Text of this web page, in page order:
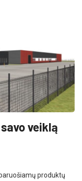
veiklą
produktų